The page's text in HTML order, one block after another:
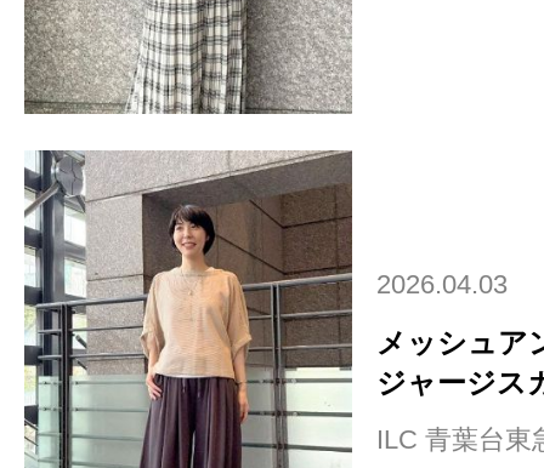
2026.04.03
メッシュア
ジャージス
ILC 青葉台